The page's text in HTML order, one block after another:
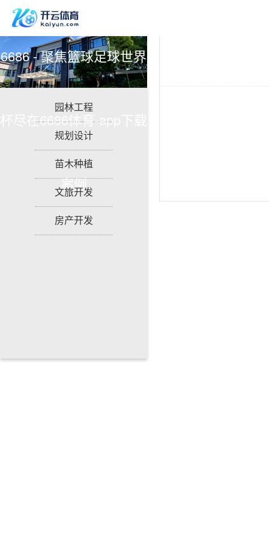
6686 - 聚焦篮球足球世界
杯尽在6686体育-app下载
案例
园林工程
规划设计
苗木种植
文旅开发
房产开发